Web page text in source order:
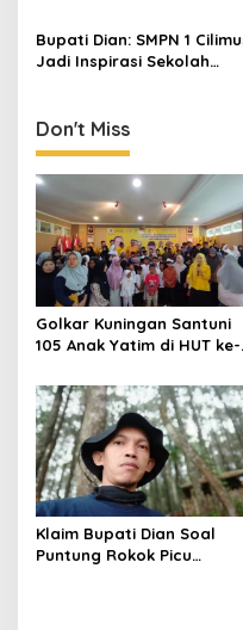
Jabar Hejo, Sebut Tak
Sesuai Kajian Ilmiah
Bupati Dian: SMPN 1
Jadi Inspirasi Sekolah
Emas
Don't Miss
Golkar Kuningan Santuni
105 Anak Yatim di HUT ke-
Doakan Partai Semakin
Berjaya
Klaim Bupati Dian Soal
Puntung Rokok Picu